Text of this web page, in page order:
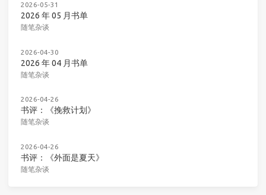
2026-05-31
2026 年 05 月书单
随笔杂谈
2026-04-30
2026 年 04 月书单
随笔杂谈
2026-04-26
书评：《挽救计划》
随笔杂谈
2026-04-26
书评：《外面是夏天》
随笔杂谈